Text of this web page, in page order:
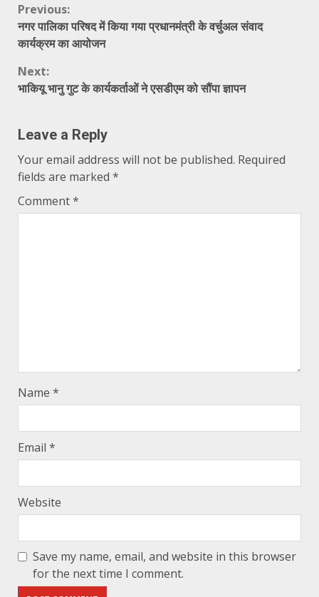
Continue
Reading
Previous:
नगर पालिका परिषद में किया गया प्रधानमंत्री के वर्चुअल संवाद
कार्यक्रम का आयोजन
Next:
भाकियू भानु गुट के कार्यकर्ताओं ने एसडीएम को सौंपा ज्ञापन
Leave a Reply
Your email address will not be published. Required
fields are marked *
Comment*
Name *
Email *
Website
Save my name, email, and website in this browser
for the next time I comment.